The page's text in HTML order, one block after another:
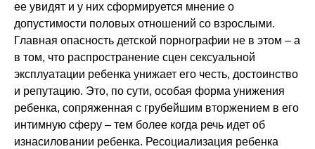
ее увидят и у них сформируется мнение о
допустимости половых отношений со взрослыми.
Главная опасность детской порнографии не в этом – а
в том, что распространение сцен сексуальной
эксплуатации ребенка унижает его честь, достоинство
и репутацию. Это, по сути, особая форма унижения
ребенка, сопряженная с грубейшим вторжением в его
интимную сферу – тем более когда речь идет об
изнасиловании ребенка. Ресоциализация ребенка